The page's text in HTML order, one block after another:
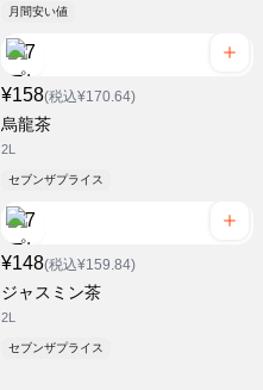
月間安い値
¥158(税込¥170.64)
烏龍茶
2L
セブンザプライス
¥148(税込¥159.84)
ジャスミン茶
2L
セブンザプライス